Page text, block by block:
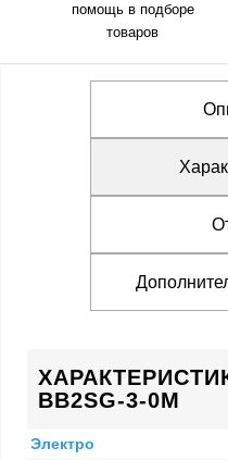
помощь в подборе
товаров
BB2SG-3-0M
Электро